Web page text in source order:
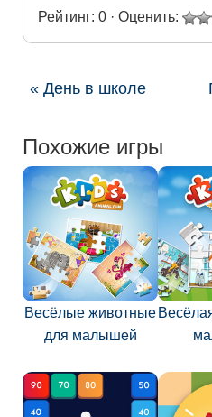
Рейтинг: 0 · Оценить:
« День в школе
Похожие игры
Весёлые животные
для малышей